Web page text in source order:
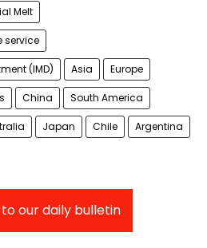
Melt
service
(IMD) Asia Europe
China South America
Japan Chile Argentina
our daily bulletin